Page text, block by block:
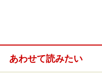
購入サイト】
あわせて読みたい